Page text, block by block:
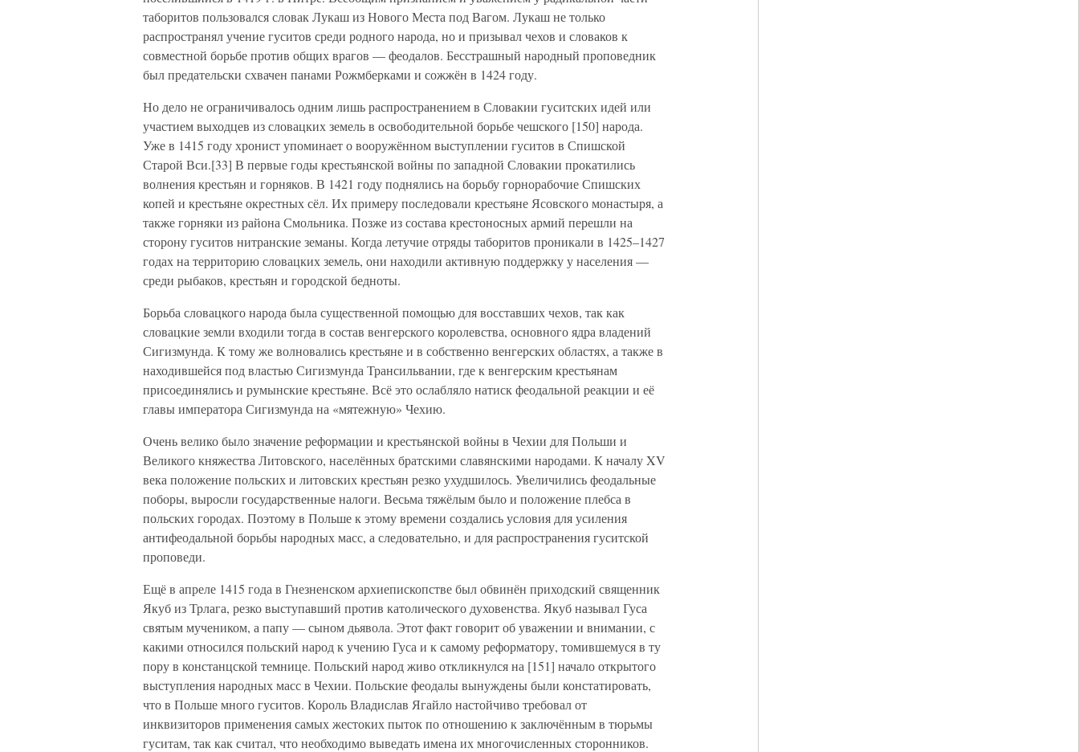
таборитов пользовался словак Лукаш из Нового Места под Вагом. Лукаш не только
распространял учение гуситов среди родного народа, но и призывал чехов и словаков к
совместной борьбе против общих врагов — феодалов. Бесстрашный народный проповедник
был предательски схвачен панами Рожмберками и сожжён в 1424 году.
Но дело не ограничивалось одним лишь распространением в Словакии гуситских идей или
участием выходцев из словацких земель в освободительной борьбе чешского [150] народа.
Уже в 1415 году хронист упоминает о вооружённом выступлении гуситов в Спишской
Старой Вси.[33] В первые годы крестьянской войны по западной Словакии прокатились
волнения крестьян и горняков. В 1421 году поднялись на борьбу горнорабочие Спишских
копей и крестьяне окрестных сёл. Их примеру последовали крестьяне Ясовского монастыря, а
также горняки из района Смольника. Позже из состава крестоносных армий перешли на
сторону гуситов нитранские земаны. Когда летучие отряды таборитов проникали в 1425–1427
годах на территорию словацких земель, они находили активную поддержку у населения —
среди рыбаков, крестьян и городской бедноты.
Борьба словацкого народа была существенной помощью для восставших чехов, так как
словацкие земли входили тогда в состав венгерского королевства, основного ядра владений
Сигизмунда. К тому же волновались крестьяне и в собственно венгерских областях, а также в
находившейся под властью Сигизмунда Трансильвании, где к венгерским крестьянам
присоединялись и румынские крестьяне. Всё это ослабляло натиск феодальной реакции и её
главы императора Сигизмунда на «мятежную» Чехию.
Очень велико было значение реформации и крестьянской войны в Чехии для Польши и
Великого княжества Литовского, населённых братскими славянскими народами. К началу XV
века положение польских и литовских крестьян резко ухудшилось. Увеличились феодальные
поборы, выросли государственные налоги. Весьма тяжёлым было и положение плебса в
польских городах. Поэтому в Польше к этому времени создались условия для усиления
антифеодальной борьбы народных масс, а следовательно, и для распространения гуситской
проповеди.
Ещё в апреле 1415 года в Гнезненском архиепископстве был обвинён приходский священник
Якуб из Трлага, резко выступавший против католического духовенства. Якуб называл Гуса
святым мучеником, а папу — сыном дьявола. Этот факт говорит об уважении и внимании, с
какими относился польский народ к учению Гуса и к самому реформатору, томившемуся в ту
пору в констанцской темнице. Польский народ живо откликнулся на [151] начало открытого
выступления народных масс в Чехии. Польские феодалы вынуждены были констатировать,
что в Польше много гуситов. Король Владислав Ягайло настойчиво требовал от
инквизиторов применения самых жестоких пыток по отношению к заключённым в тюрьмы
гуситам, так как считал, что необходимо выведать имена их многочисленных сторонников.